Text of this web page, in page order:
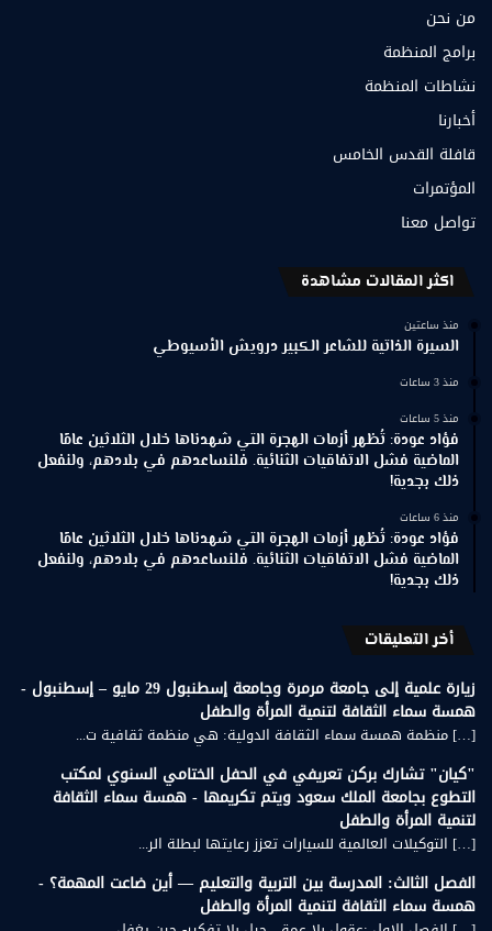
من نحن
برامج المنظمة
نشاطات المنظمة
أخبارنا
قافلة القدس الخامس
المؤتمرات
تواصل معنا
اكثر المقالات مشاهدة
منذ ساعتين
السيرة الذاتية للشاعر الكبير درويش الأسيوطي
منذ 3 ساعات
منذ 5 ساعات
فؤاد عودة: تُظهر أزمات الهجرة التي شهدناها خلال الثلاثين عامًا
الماضية فشل الاتفاقيات الثنائية. فلنساعدهم في بلادهم، ولنفعل
ذلك بجدية!
منذ 6 ساعات
فؤاد عودة: تُظهر أزمات الهجرة التي شهدناها خلال الثلاثين عامًا
الماضية فشل الاتفاقيات الثنائية. فلنساعدهم في بلادهم، ولنفعل
ذلك بجدية!
أخر التعليقات
زيارة علمية إلى جامعة مرمرة وجامعة إسطنبول 29 مايو – إسطنبول -
همسة سماء الثقافة لتنمية المرأة والطفل
[…] منظمة همسة سماء الثقافة الدولية: هي منظمة ثقافية ت...
"كيان" تشارك بركن تعريفي في الحفل الختامي السنوي لمكتب
التطوع بجامعة الملك سعود ويتم تكريمها - همسة سماء الثقافة
لتنمية المرأة والطفل
[…] التوكيلات العالمية للسيارات تعزز رعايتها لبطلة الر...
الفصل الثالث: المدرسة بين التربية والتعليم — أين ضاعت المهمة؟ -
همسة سماء الثقافة لتنمية المرأة والطفل